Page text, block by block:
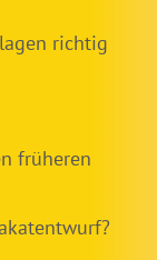
richtig
früheren